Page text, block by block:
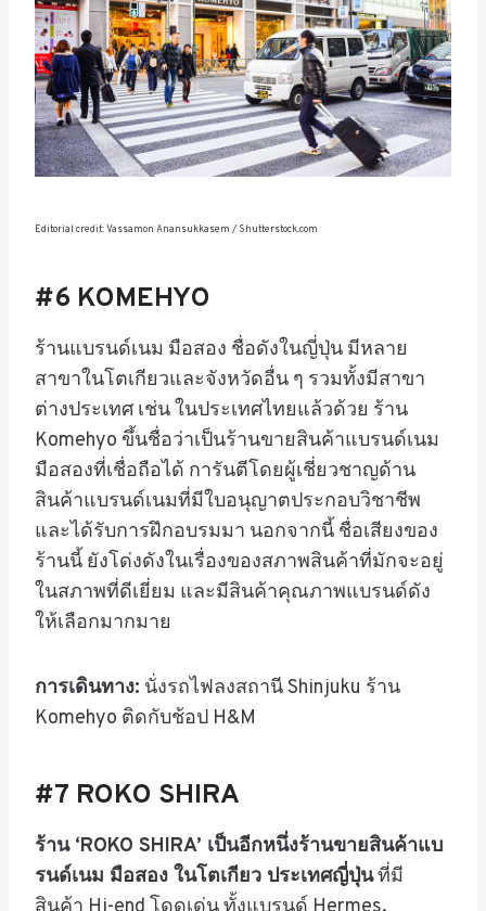
Editorial credit: Vassamon Anansukkasem / Shutterstock.com
#6 KOMEHYO
ร้านแบรนด์เนม มือสอง ชื่อดังในญี่ปุ่น มีหลาย
สาขาในโตเกียวและจังหวัดอื่น ๆ รวมทั้งมีสาขา
ต่างประเทศ เช่น ในประเทศไทยแล้วด้วย ร้าน
Komehyo ขึ้นชื่อว่าเป็นร้านขายสินค้าแบรนด์เนม
มือสองที่เชื่อถือได้ การันตีโดยผู้เชี่ยวชาญด้าน
สินค้าแบรนด์เนมที่มีใบอนุญาตประกอบวิชาชีพ
และได้รับการฝึกอบรมมา นอกจากนี้ ชื่อเสียงของ
ร้านนี้ ยังโด่งดังในเรื่องของสภาพสินค้าที่มักจะอยู่
ในสภาพที่ดีเยี่ยม และมีสินค้าคุณภาพแบรนด์ดัง
ให้เลือกมากมาย
การเดินทาง: นั่งรถไฟลงสถานีShinjuku ร้าน
Komehyo ติดกับช้อป H&M
#7 ROKO SHIRA
ร้าน‘ROKO SHIRA’ เป็นอีกหนึ่งร้านขายสินค้าแบ
รนด์เนม มือสอง ในโตเกียว ประเทศญี่ปุ่นที่มี